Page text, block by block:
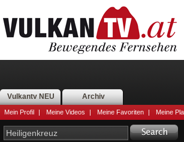
Vulkantv NEU Archiv
Mein Profil | Meine Videos | Meine Favoriten | Meine